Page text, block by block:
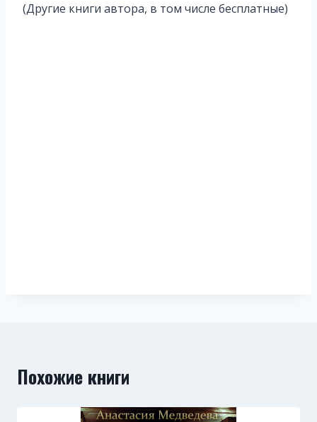
записи:
(Другие книги автора, в том числе бесплатные)
Похожие книги